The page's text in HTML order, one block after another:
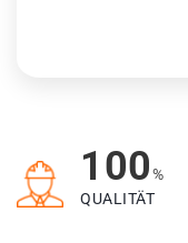
100%
QUALITÄT